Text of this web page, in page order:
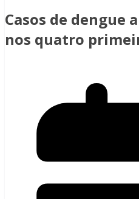
Casos de dengue
nos quatro